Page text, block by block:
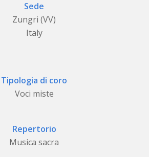
Sede
Zungri (VV)
Italy
Tipologia di coro
Voci miste
Repertorio
Musica sacra